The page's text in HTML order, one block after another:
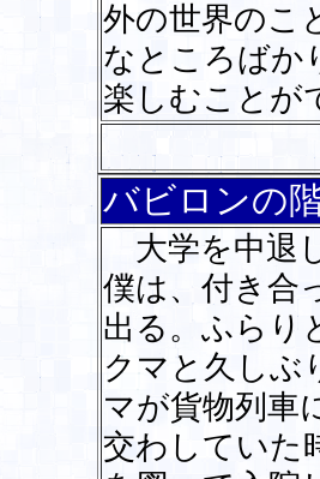
外の世界のこ
なところばか
楽しむことが
バビロン
大学を中退
僕は、付き合
出る。ふらり
クマと久しぶ
マが貨物列車
交わしていた